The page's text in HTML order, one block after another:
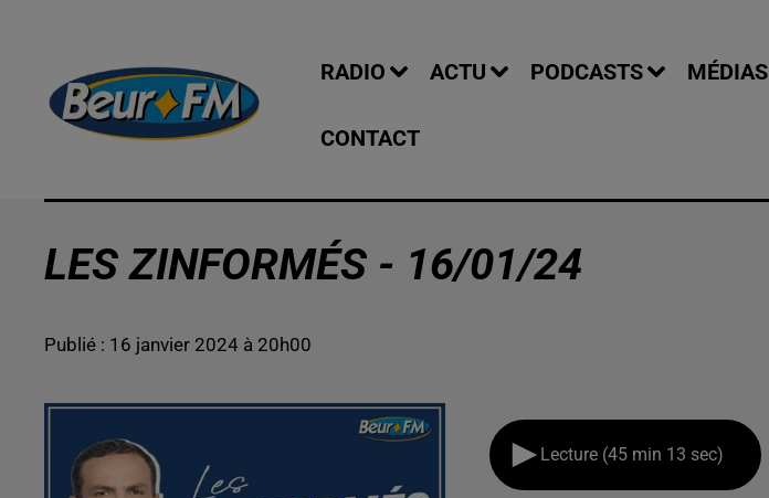
RADIO ACTU PODCASTS MÉDIAS
CONTACT
LES ZINFORMÉS - 16/01/24
Publié : 16 janvier 2024 à 20h00
Lecture (45 min 13 sec)